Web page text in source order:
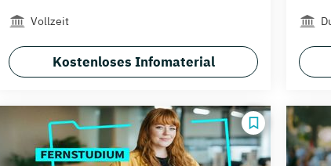
Vollzeit
Kostenloses Infomaterial